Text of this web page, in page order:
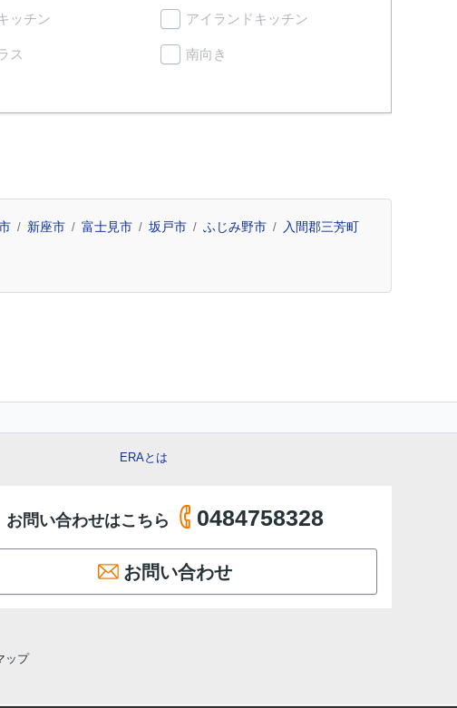
ッチン アイランドキッチン
ス 南向き
新座市 富士見市 坂戸市 ふじみ野市 入間郡三芳町
ERAとは
お問い合わせはこちら 0484758328
お問い合わせ
ップ